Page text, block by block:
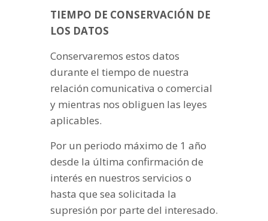
TIEMPO DE CONSERVACIÓN DE
LOS DATOS
Conservaremos estos datos
durante el tiempo de nuestra
relación comunicativa o comercial
y mientras nos obliguen las leyes
aplicables.
Por un periodo máximo de 1 año
desde la última confirmación de
interés en nuestros servicios o
hasta que sea solicitada la
supresión por parte del interesado.